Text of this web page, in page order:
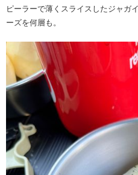
ピーラーで薄くスライスしたジャガ
ーズを何層も。